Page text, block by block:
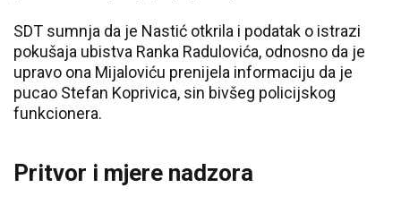
SDT sumnja da je Nastić otkrila i podatak o istrazi
pokušaja ubistva Ranka Radulovića, odnosno da je
upravo ona Mijaloviću prenijela informaciju da je
pucao Stefan Koprivica, sin bivšeg policijskog
funkcionera.
Pritvor i mjere nadzora